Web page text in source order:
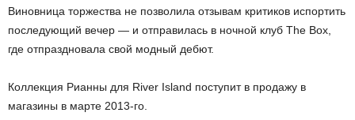
Виновница торжества не позволила отзывам критиков испортить
последующий вечер — и отправилась в ночной клуб The Box,
где отпраздновала свой модный дебют.
Коллекция Рианны для River Island поступит в продажу в
магазины в марте 2013-го.